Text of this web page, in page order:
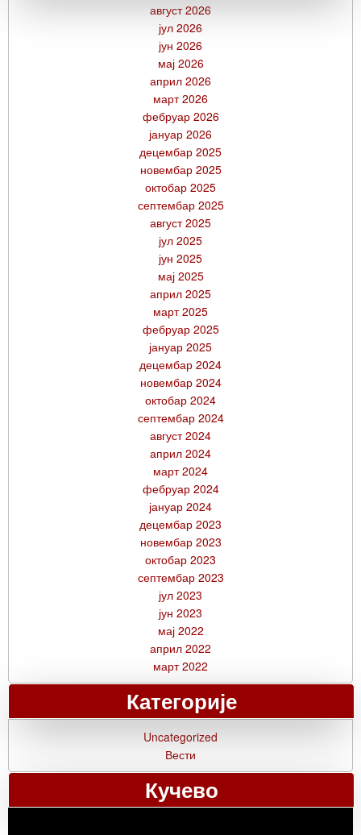
август 2026
јул 2026
јун 2026
мај 2026
април 2026
март 2026
фебруар 2026
јануар 2026
децембар 2025
новембар 2025
октобар 2025
септембар 2025
август 2025
јул 2025
јун 2025
мај 2025
април 2025
март 2025
фебруар 2025
јануар 2025
децембар 2024
новембар 2024
октобар 2024
септембар 2024
август 2024
април 2024
март 2024
фебруар 2024
јануар 2024
децембар 2023
новембар 2023
октобар 2023
септембар 2023
јул 2023
јун 2023
мај 2022
април 2022
март 2022
Категорије
Uncategorized
Вести
Кучево